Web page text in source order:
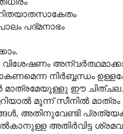
പദ്‌മനാഭം
നിർബ്ബന്ധം
ഈ
മൂന്ന് സീനിൽ
അതിനുവേണ്ടി
അതിര്‍വിട്ട